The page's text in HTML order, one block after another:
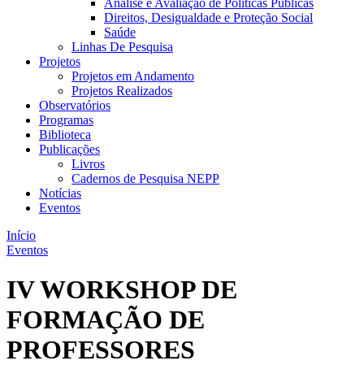
Direitos, Desigualdade e Proteção Social
Saúde
Linhas De Pesquisa
Projetos
Projetos em Andamento
Projetos Realizados
Observatórios
Programas
Biblioteca
Publicações
Livros
Cadernos de Pesquisa NEPP
Notícias
Eventos
Início
Eventos
IV WORKSHOP DE
FORMAÇÃO DE
PROFESSORES